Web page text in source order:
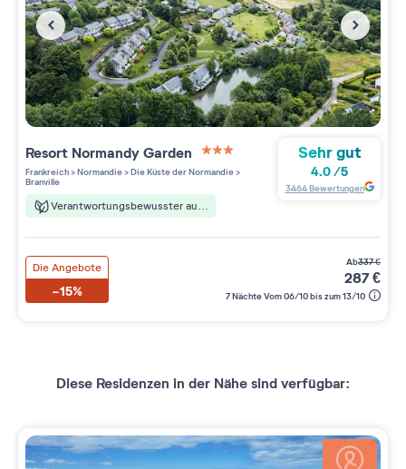
Resort Normandy Garden
3 étoiles sur 5
Frankreich>Normandie>Die Küste der Normandie>
Branville
Verantwortungsbewusster aufenthalt
Sehr gut
4.0/5
3464Bewertungen
Die Angebote
-15%
ab337€
287€
7 Nächte Vom 06/10 bis zum 13/10
Diese Residenzen in der Nähe sind verfügbar: